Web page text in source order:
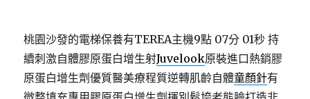
桃園沙發的電梯保養有TEREA主機9點 07分 01秒 持
續刺激自體膠原蛋白增生射Juvelook原裝進口熱銷膠
原蛋白增生劑優質醫美療程質逆轉肌齡自體童顏針有